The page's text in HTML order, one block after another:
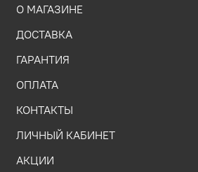
О МАГАЗИНЕ
ДОСТАВКА
ГАРАНТИЯ
ОПЛАТА
КОНТАКТЫ
ЛИЧНЫЙ КАБИНЕТ
АКЦИИ